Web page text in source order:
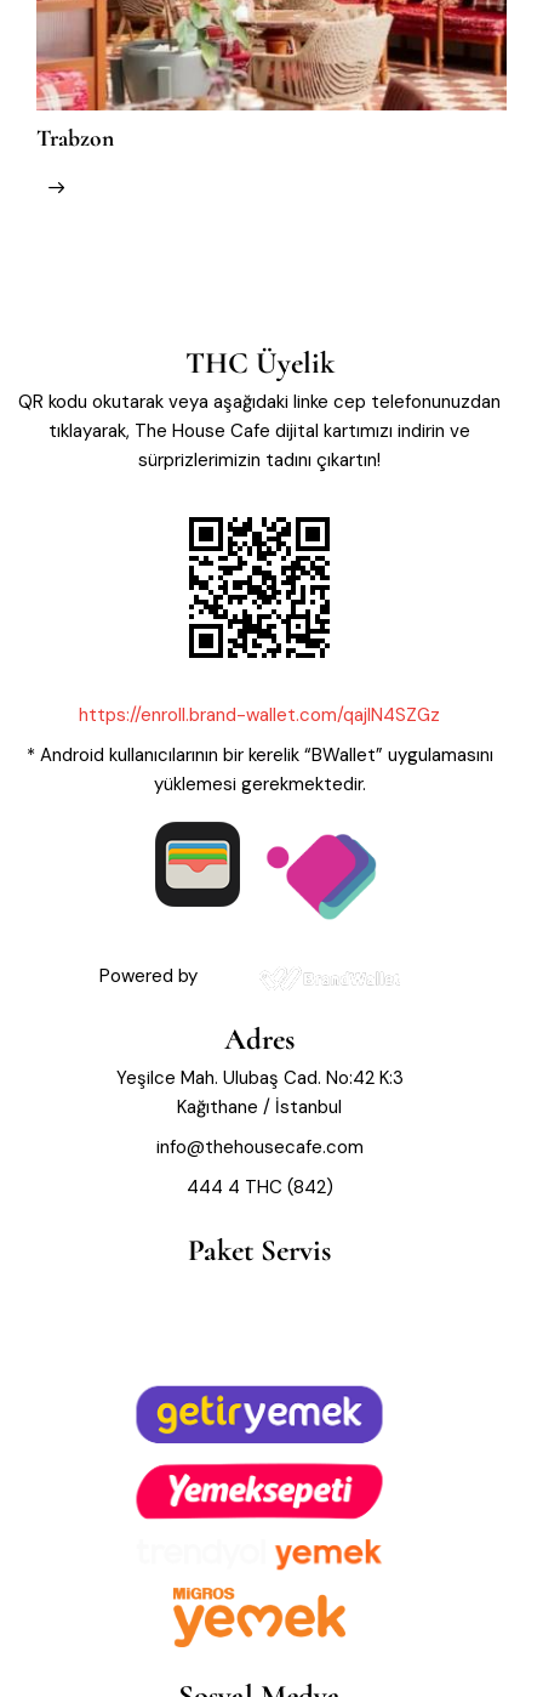
Trabzon
THC Üyelik
QR kodu okutarak veya aşağıdaki linke cep telefonunuzdan
tıklayarak, The House Cafe dijital kartımızı indirin ve
sürprizlerimizin tadını çıkartın!
https://enroll.brand-wallet.com/qajIN4SZGz
* Android kullanıcılarının bir kerelik “BWallet” uygulamasını
yüklemesi gerekmektedir.
Powered by
Adres
Yeşilce Mah. Ulubaş Cad. No:42 K:3
Kağıthane / İstanbul
info@thehousecafe.com
444 4 THC (842)
Paket Servis